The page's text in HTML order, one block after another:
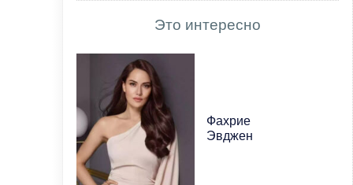
Это интересно
Фахрие
Эвджен